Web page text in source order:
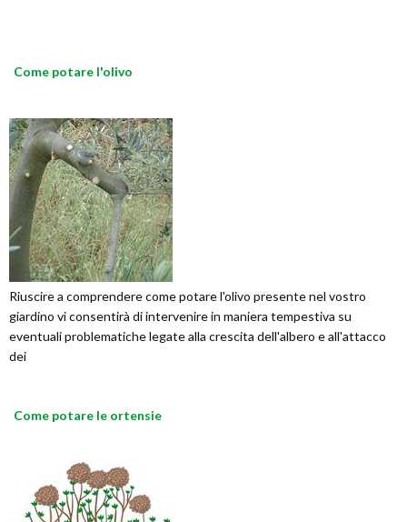
Come potare l'olivo
Riuscire a comprendere come potare l'olivo presente nel vostro
giardino vi consentirà di intervenire in maniera tempestiva su
eventuali problematiche legate alla crescita dell'albero e all'attacco
dei
Come potare le ortensie